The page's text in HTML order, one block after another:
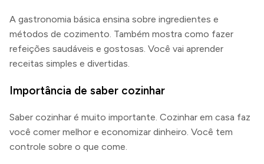
A gastronomia básica ensina sobre ingredientes e
métodos de cozimento. Também mostra como fazer
refeições saudáveis e gostosas. Você vai aprender
receitas simples e divertidas.
Importância de saber cozinhar
Saber cozinhar é muito importante. Cozinhar em casa faz
você comer melhor e economizar dinheiro. Você tem
controle sobre o que come.